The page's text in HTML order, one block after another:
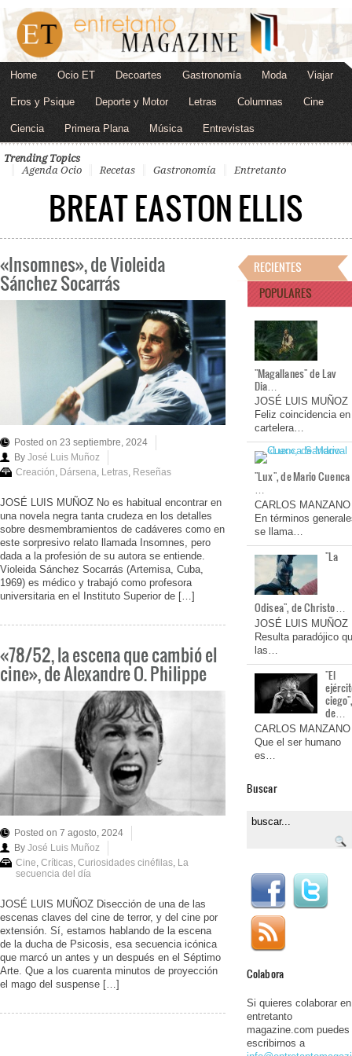
Home Ocio ET Decoartes Gastronomía Moda Viajar
Eros y Psique Deporte y Motor Letras Columnas Cine
Ciencia Primera Plana Música Entrevistas
Trending Topics
Agenda Ocio
Recetas Gastronomía Entretanto
BREAT EASTON ELLIS
«Insomnes», de Violeida
Sánchez Socarrás
Posted on 23 septiembre, 2024
By José Luis Muñoz
Creación, Dársena, Letras, Reseñas
JOSÉ LUIS MUÑOZ No es habitual encontrar en
una novela negra tanta crudeza en los detalles
sobre desmembramientos de cadáveres como en
este sorpresivo relato llamada Insomnes, pero
dada a la profesión de su autora se entiende.
Violeida Sánchez Socarrás (Artemisa, Cuba,
1969) es médico y trabajó como profesora
universitaria en el Instituto Superior de […]
«78/52, la escena que cambió el
cine», de Alexandre O. Philippe
Posted on 7 agosto, 2024
By José Luis Muñoz
Cine, Críticas, Curiosidades cinéfilas, La
secuencia del día
JOSÉ LUIS MUÑOZ Disección de una de las
escenas claves del cine de terror, y del cine por
extensión. Sí, estamos hablando de la escena
de la ducha de Psicosis, esa secuencia icónica
que marcó un antes y un después en el Séptimo
Arte. Que a los cuarenta minutos de proyección
el mago del suspense […]
RECIENTES
POPULARES
"Magallanes" de Lav
Dia…
JOSÉ LUIS MUÑOZ
Feliz coincidencia en
cartelera…
"Lux", de Mario Cuenca
…
CARLOS MANZANO
En términos
se llama…
"La
Odisea", de Christo…
JOSÉ LUIS MUÑOZ
Resulta paradójico
las…
"El
de…
CARLOS MANZANO
Que el ser humano
es…
Buscar
Colabora
Si quieres colaborar en
entretanto
magazine.com puedes
escribirnos a